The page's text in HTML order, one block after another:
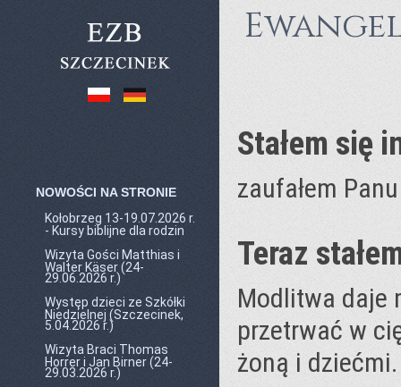
NOWOŚCI NA STRONIE
Kołobrzeg 13-19.07.2026 r.
- Kursy biblijne dla rodzin
Wizyta Gości Matthias i
Walter Käser (24-
29.06.2026 r.)
Występ dzieci ze Szkółki
Niedzielnej (Szczecinek,
5.04.2026 r.)
Wizyta Braci Thomas
Horrer i Jan Birner (24-
29.03.2026 r.)
Stałem się
zaufałem Panu
Teraz
Modlitwa daje
przetrwać w
żoną i dziećmi.